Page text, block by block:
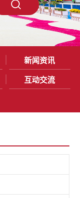
新闻资讯
互动交流